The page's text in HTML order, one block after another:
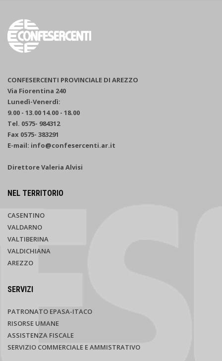
CONFESERCENTI PROVINCIALE DI AREZZO
Via Fiorentina 240
Lunedì-Venerdì:
9.00 - 13.00 14.00 - 18.00
Tel. 0575- 984312
Fax 0575- 383291
E-mail: info@confesercenti.ar.it
Direttore Valeria Alvisi
NEL TERRITORIO
CASENTINO
VALDARNO
VALTIBERINA
VALDICHIANA
AREZZO
SERVIZI
PATRONATO EPASA-ITACO
RISORSE UMANE
ASSISTENZA FISCALE
SERVIZIO COMMERCIALE E AMMISTRATIVO